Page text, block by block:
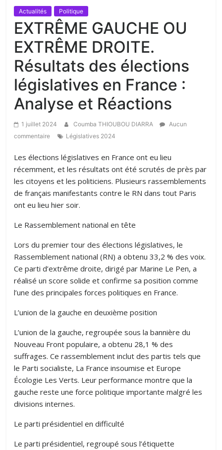
Actualités Politique
EXTRÊME GAUCHE OU
EXTRÊME DROITE.
Résultats des élections
législatives en France :
Analyse et Réactions
1 juillet 2024 Coumba THIOUBOU DIARRA
Aucun
commentaire
Législatives 2024
Les élections législatives en France ont eu lieu
récemment, et les résultats ont été scrutés de près par
les citoyens et les politiciens. Plusieurs rassemblements
de français manifestants contre le RN dans tout Paris
ont eu lieu hier soir.
Le Rassemblement national en tête
Lors du premier tour des élections législatives, le
Rassemblement national (RN) a obtenu 33,2 % des voix.
Ce parti d’extrême droite, dirigé par Marine Le Pen, a
réalisé un score solide et confirme sa position comme
l’une des principales forces politiques en France.
L’union de la gauche en deuxième position
L’union de la gauche, regroupée sous la bannière du
Nouveau Front populaire, a obtenu 28,1 % des
suffrages. Ce rassemblement inclut des partis tels que
le Parti socialiste, La France insoumise et Europe
Écologie Les Verts. Leur performance montre que la
gauche reste une force politique importante malgré les
divisions internes.
Le parti présidentiel en difficulté
Le parti présidentiel, regroupé sous l’étiquette